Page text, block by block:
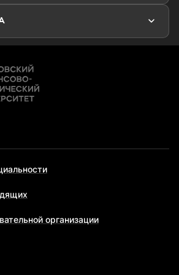
организации